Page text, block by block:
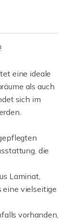
eine ideale
als auch
sich im
die
Laminat,
eine vielseitige
vorhanden,